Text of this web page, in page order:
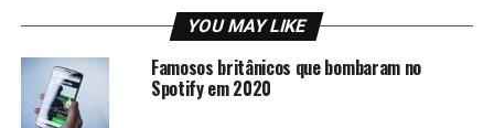
Londres, preparamos 25 curiosidades bem legais, confira
#1 Your Majesty
YOU MAY LIKE
Famosos britânicos que bombaram no
Spotify em 2020